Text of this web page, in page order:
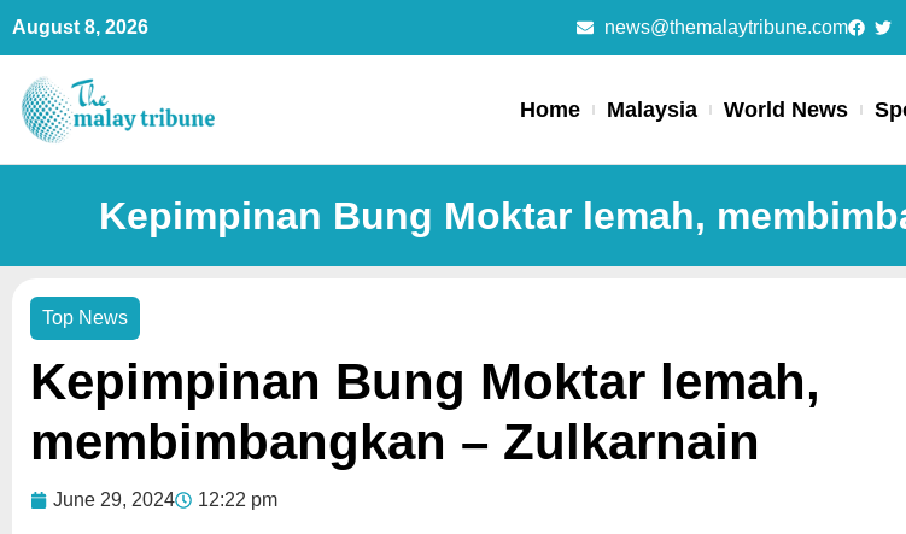
Skip
content
August 8, 2026 news@themalaytribune.com
Home Malaysia World News
Kepimpinan Bung Moktar lemah,
Top News
Kepimpinan Bung Moktar lemah,
membimbangkan – Zulkarnain
June 29, 2024 12:22 pm